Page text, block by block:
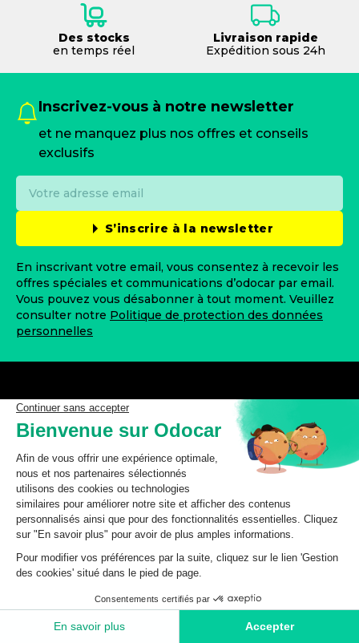
Des stocks
en temps réel
Livraison rapide
Expédition sous 24h
Inscrivez-vous à notre newsletter
et ne manquez plus nos offres et conseils
exclusifs
S’inscrire à la newsletter
En inscrivant votre email, vous consentez à recevoir les
offres spéciales et communications d’odocar par email.
Vous pouvez vous désabonner à tout moment. Veuillez
consulter notre Politique de protection des données
personnelles
odocar vous garantit l'accès à des pièces de qualité, au
meilleur prix, pour entretenir ou réparer votre véhicule
Nous contacter
Magasin de Saint-Omer